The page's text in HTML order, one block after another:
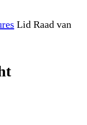
Lid Raad van